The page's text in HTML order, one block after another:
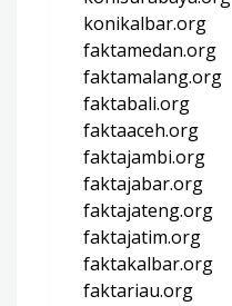
konikalbar.org
faktamedan.org
faktamalang.org
faktabali.org
faktaaceh.org
faktajambi.org
faktajabar.org
faktajateng.org
faktajatim.org
faktakalbar.org
faktariau.org